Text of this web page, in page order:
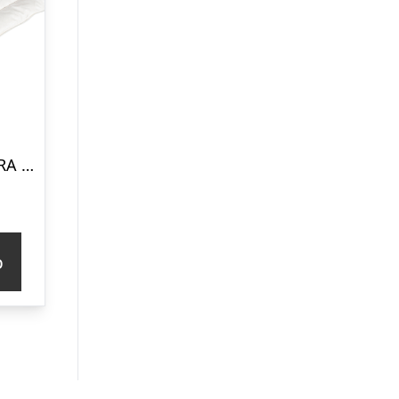
Night & Day LIBRA Babypude 40×45 cm